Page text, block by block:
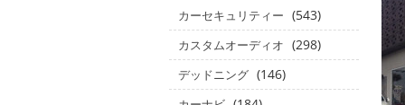
カーセキュリティー (543)
カスタムオーディオ (298)
デッドニング (146)